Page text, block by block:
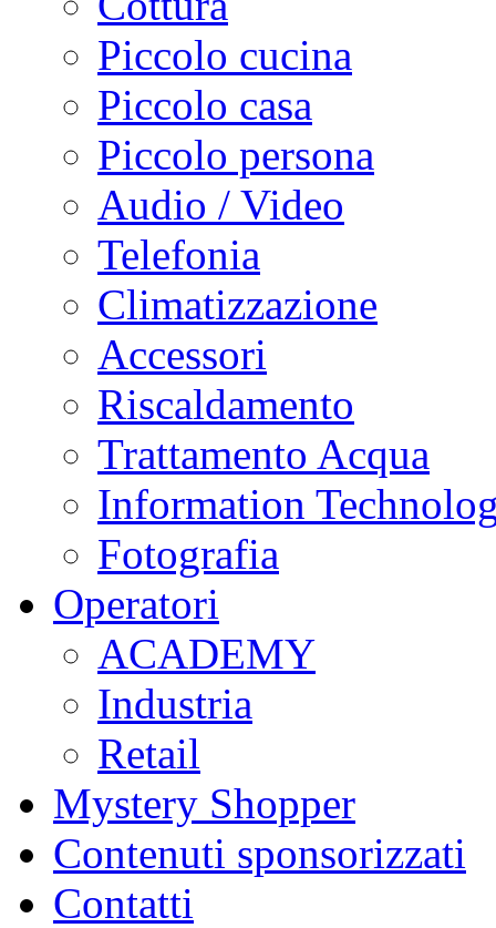
Piccolo cucina
Piccolo casa
Piccolo persona
Audio / Video
Telefonia
Climatizzazione
Accessori
Riscaldamento
Trattamento Acqua
Information
Fotografia
Operatori
ACADEMY
Industria
Retail
Mystery Shopper
Contenuti sponsorizzati
Contatti